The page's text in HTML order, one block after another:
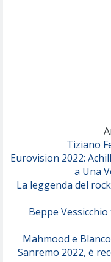
Tiziano
Eurovision 2022:
a Una
La leggenda del
Beppe
Mahmood e
Sanremo 2022, è